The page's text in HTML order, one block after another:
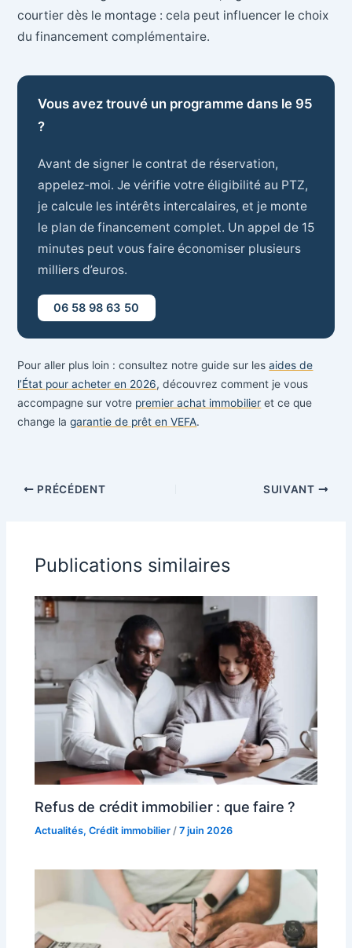
courtier dès le montage : cela peut influencer le choix
du financement complémentaire.
Vous avez trouvé un programme dans le 95
?
Avant de signer le contrat de réservation,
appelez-moi. Je vérifie votre éligibilité au PTZ,
je calcule les intérêts intercalaires, et je monte
le plan de financement complet. Un appel de 15
minutes peut vous faire économiser plusieurs
milliers d’euros.
06 58 98 63 50
Pour aller plus loin : consultez notre guide sur lesaides de
l’État pour acheter en 2026, découvrez comment je vous
accompagne sur votre premier achat immobilier et ce que
change lagarantie de prêt en VEFA.
PRÉCÉDENT SUIVANT
Publications similaires
Refus de crédit immobilier : que faire ?
Actualités,Crédit immobilier /7 juin 2026